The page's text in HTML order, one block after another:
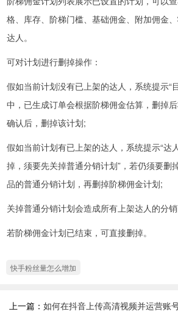
格、库存、阶梯门槛、基础佣金、附加佣金
达人。
可对计划进行删掉操作：
假如当前计划没有已上架的达人，系统提示“
中，已生成订单会根据阶梯佣金估算，删掉
确认后，删掉该计划;
假如当前计划有已上架的达人，系统提示“达
掉，须要先关掉普通分销计划”，若仍须要删
品的普通分销计划，再删掉阶梯佣金计划;
关掉普通分销计划会造成所有上架达人的分
若阶梯佣金计划已结束，可直接删掉。
快手粉丝量怎么增加
上一篇： 如何在抖音上传高清视频并运营账